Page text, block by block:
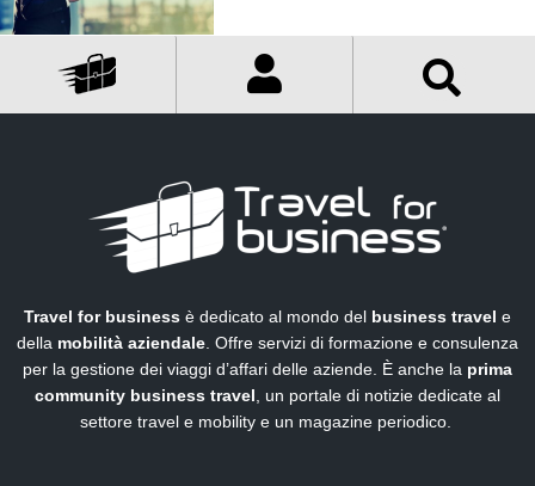
Travel for business è dedicato al mondo del business travel e
della mobilità aziendale. Offre servizi di formazione e consulenza
per la gestione dei viaggi d’affari delle aziende. È anche la prima
community business travel, un portale di notizie dedicate al
settore travel e mobility e un magazine periodico.